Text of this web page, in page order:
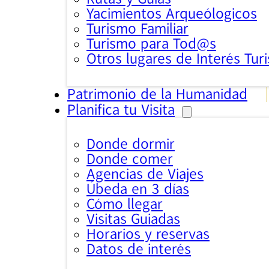
Yacimientos Arqueólogicos
Turismo Familiar
Turismo para Tod@s
Otros lugares de Interés
Patrimonio de la Humanidad
Planifica tu Visita
Donde dormir
Donde comer
Agencias de Viajes
Úbeda en 3 días
Cómo llegar
Visitas Guiadas
Horarios y reservas
Datos de interés